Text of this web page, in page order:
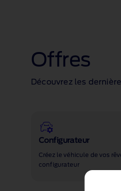
Offres
Découvrez les
Configurateur
Créez le véhicule de vos
configurateur